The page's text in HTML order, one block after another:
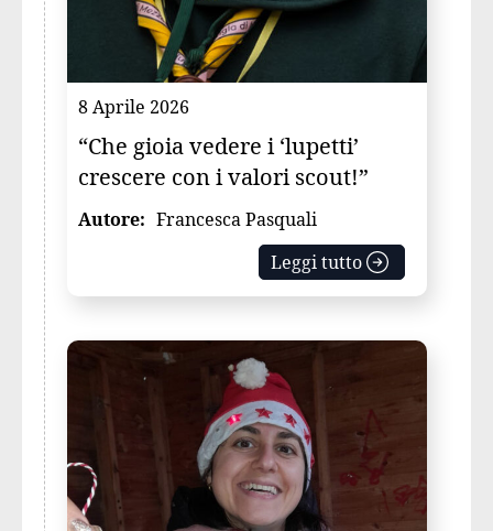
8 Aprile 2026
“Che gioia vedere i ‘lupetti’
crescere con i valori scout!”
Autore: Francesca Pasquali
Leggi tutto